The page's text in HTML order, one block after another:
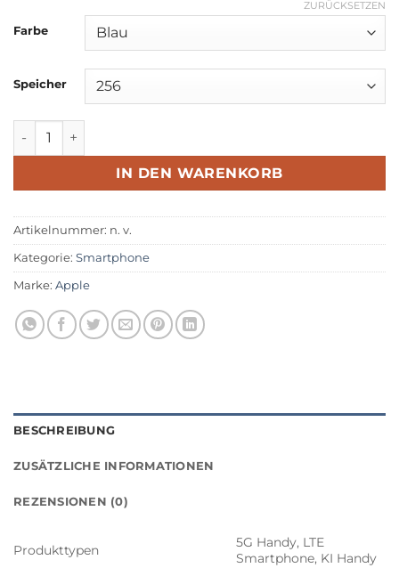
Farbe
Speicher
ZURÜCKSETZEN
IPhone 17 Menge
IN DEN WARENKORB
Artikelnummer: n. v.
Kategorie: Smartphone
Marke: Apple
BESCHREIBUNG
ZUSÄTZLICHE INFORMATIONEN
REZENSIONEN (0)
Produkttypen
5G Handy, LTE
Smartphone, KI Handy